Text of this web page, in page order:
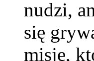
nudzi,
się
misje,